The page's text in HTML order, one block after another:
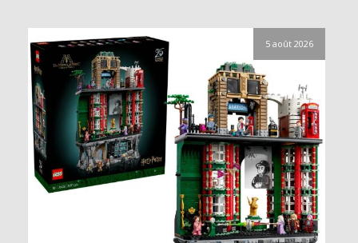
5 août 2026